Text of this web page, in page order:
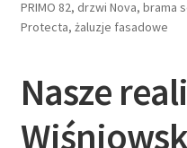
PRIMO 82, drzwi Nova,
Protecta, żaluzje fasadowe
Nasze